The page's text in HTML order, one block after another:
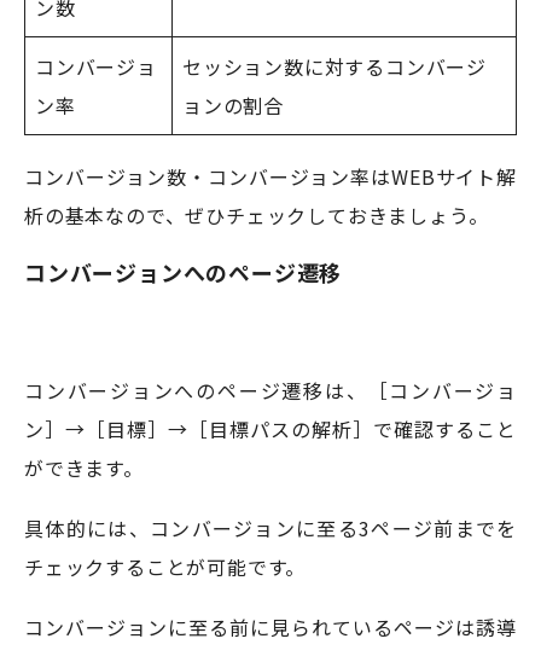
ン数
コンバージョ
ン率
セッション数に対するコンバージ
ョンの割合
コンバージョン数・コンバージョン率はWEBサイト解
析の基本なので、ぜひチェックしておきましょう。
コンバージョンへのページ遷移
コンバージョンへのページ遷移は、［コンバージョ
ン］→［目標］→［目標パスの解析］で確認すること
ができます。
具体的には、コンバージョンに至る3ページ前までを
チェックすることが可能です。
コンバージョンに至る前に見られているページは誘導